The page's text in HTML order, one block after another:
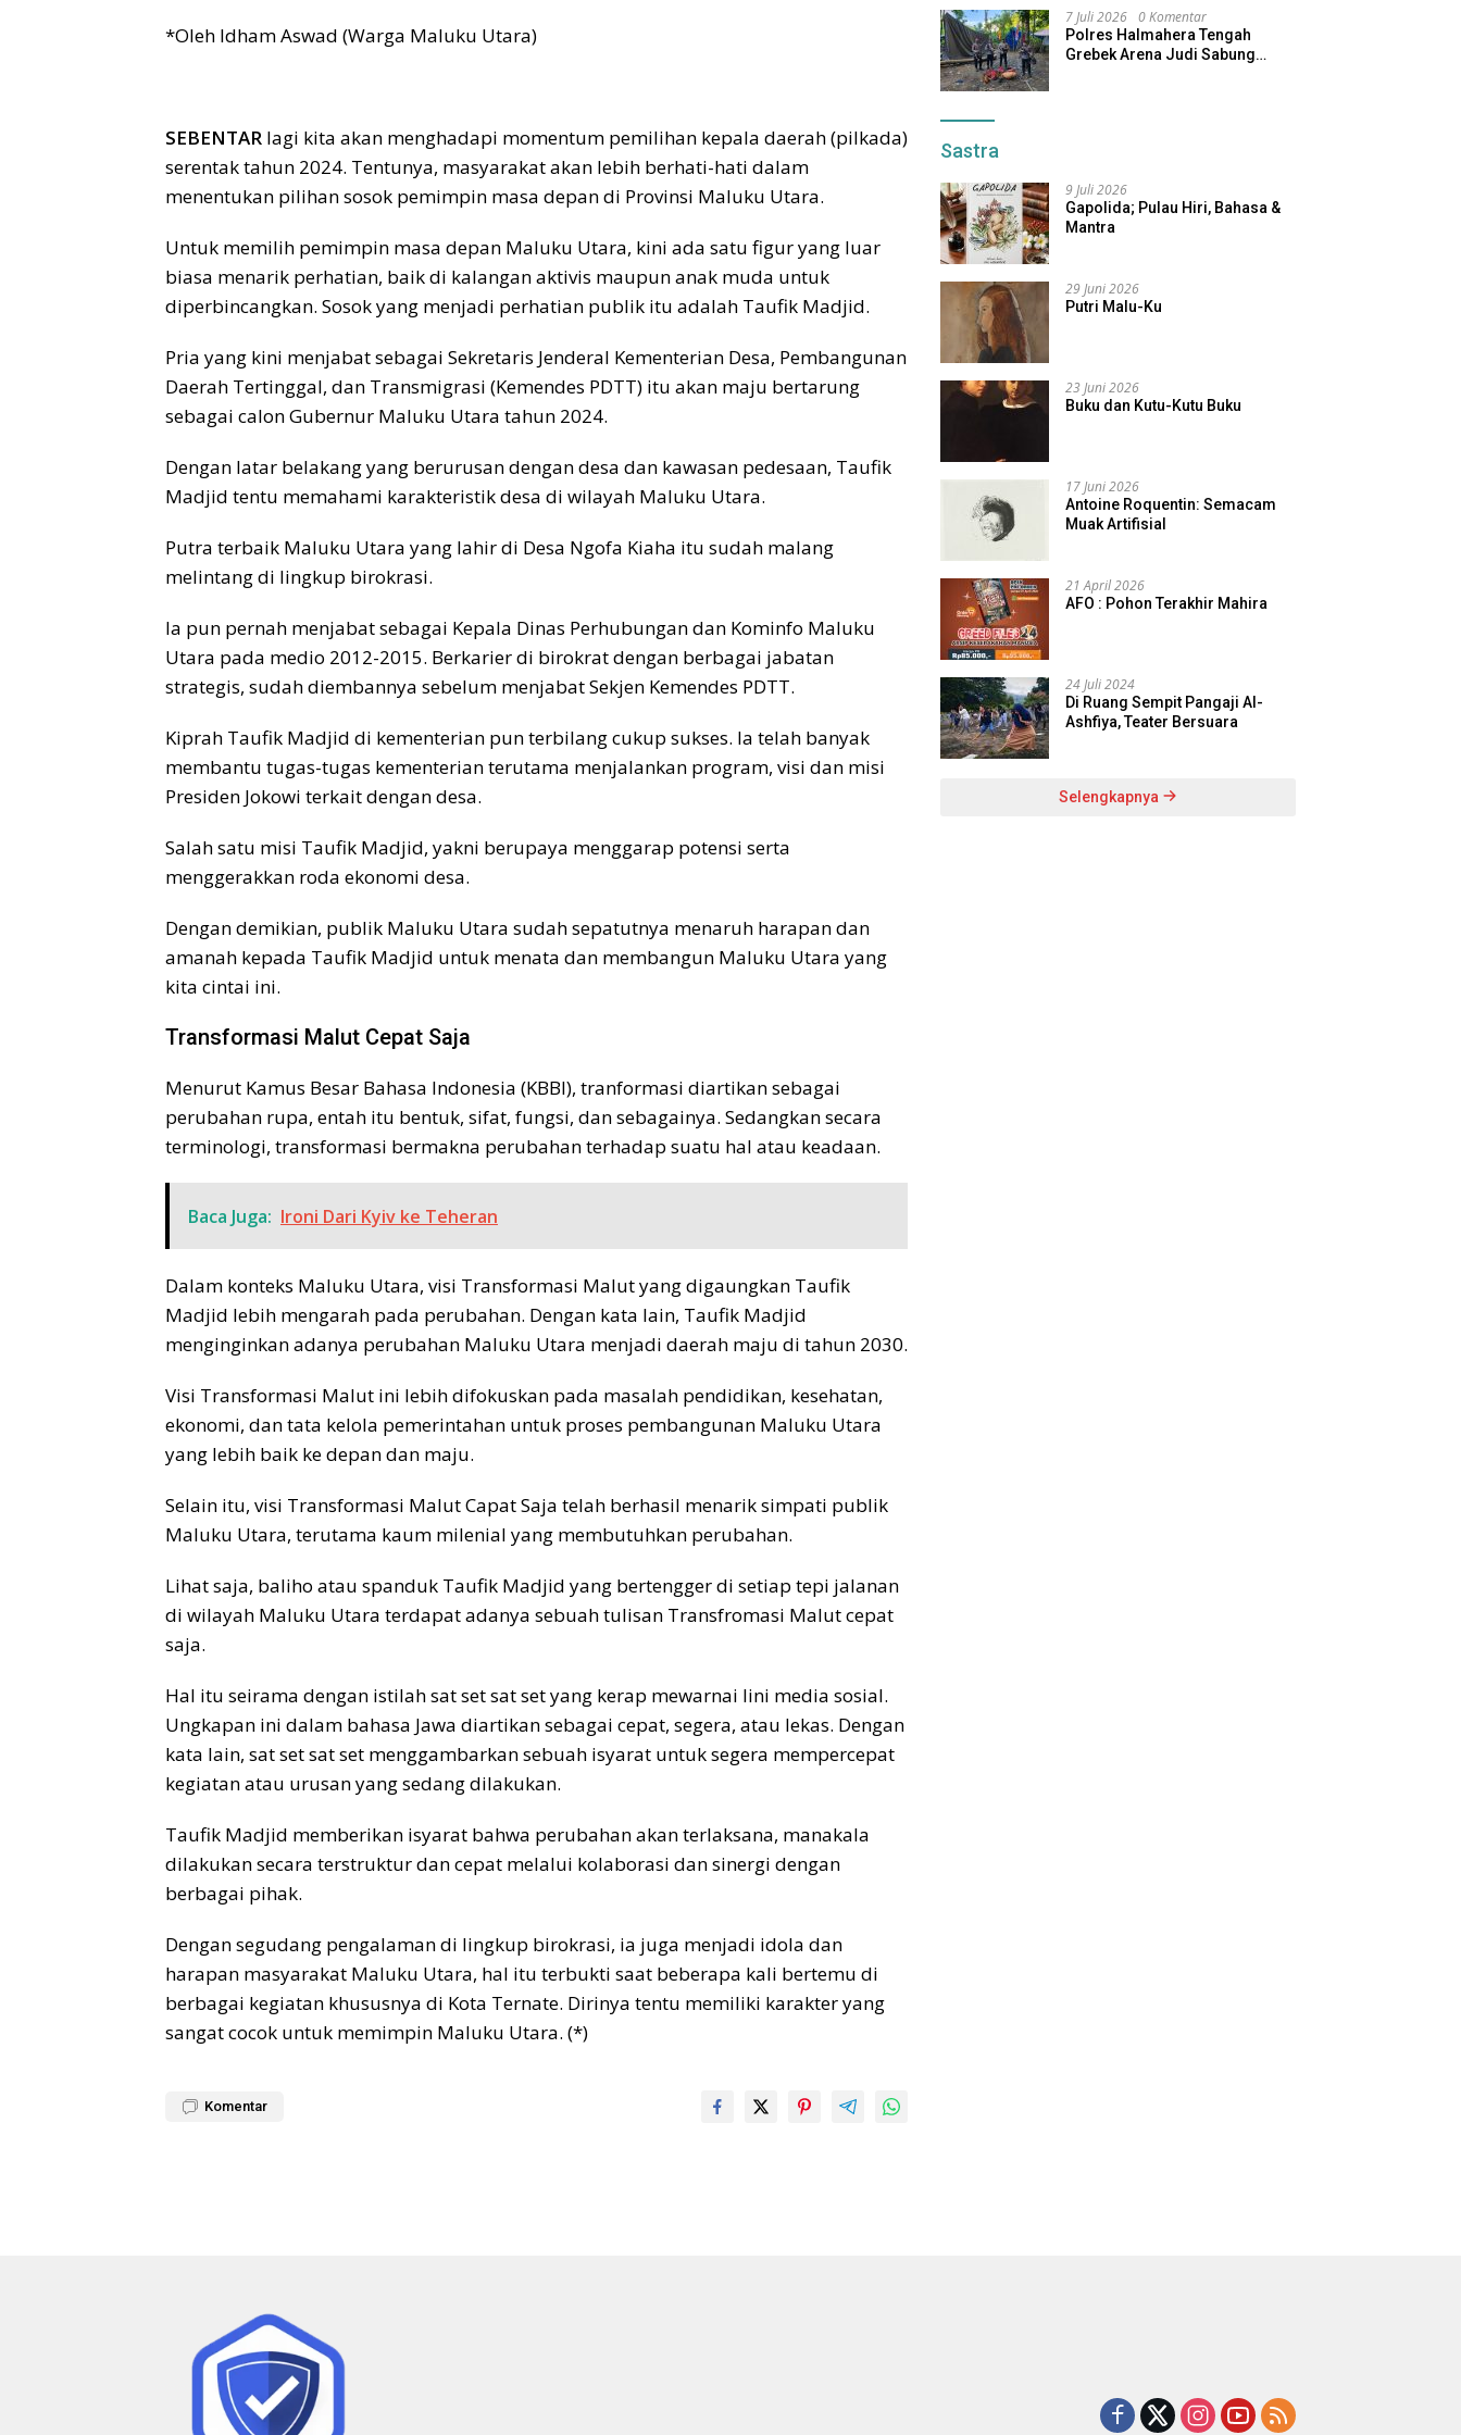
*Oleh Idham Aswad (Warga Maluku Utara)
SEBENTAR lagi kita akan menghadapi momentum pemilihan kepala daerah (pilkada)
serentak tahun 2024. Tentunya, masyarakat akan lebih berhati-hati dalam
menentukan pilihan sosok pemimpin masa depan di Provinsi Maluku Utara.
Untuk memilih pemimpin masa depan Maluku Utara, kini ada satu figur yang luar
biasa menarik perhatian, baik di kalangan aktivis maupun anak muda untuk
diperbincangkan. Sosok yang menjadi perhatian publik itu adalah Taufik Madjid.
Pria yang kini menjabat sebagai Sekretaris Jenderal Kementerian Desa, Pembangunan
Daerah Tertinggal, dan Transmigrasi (Kemendes PDTT) itu akan maju bertarung
sebagai calon Gubernur Maluku Utara tahun 2024.
Dengan latar belakang yang berurusan dengan desa dan kawasan pedesaan, Taufik
Madjid tentu memahami karakteristik desa di wilayah Maluku Utara.
Putra terbaik Maluku Utara yang lahir di Desa Ngofa Kiaha itu sudah malang
melintang di lingkup birokrasi.
Ia pun pernah menjabat sebagai Kepala Dinas Perhubungan dan Kominfo Maluku
Utara pada medio 2012-2015. Berkarier di birokrat dengan berbagai jabatan
strategis, sudah diembannya sebelum menjabat Sekjen Kemendes PDTT.
Kiprah Taufik Madjid di kementerian pun terbilang cukup sukses. Ia telah banyak
membantu tugas-tugas kementerian terutama menjalankan program, visi dan misi
Presiden Jokowi terkait dengan desa.
Salah satu misi Taufik Madjid, yakni berupaya menggarap potensi serta
menggerakkan roda ekonomi desa.
Dengan demikian, publik Maluku Utara sudah sepatutnya menaruh harapan dan
amanah kepada Taufik Madjid untuk menata dan membangun Maluku Utara yang
kita cintai ini.
Transformasi Malut Cepat Saja
Menurut Kamus Besar Bahasa Indonesia (KBBI), tranformasi diartikan sebagai
perubahan rupa, entah itu bentuk, sifat, fungsi, dan sebagainya. Sedangkan secara
terminologi, transformasi bermakna perubahan terhadap suatu hal atau keadaan.
Baca Juga: Ironi Dari Kyiv ke Teheran
Dalam konteks Maluku Utara, visi Transformasi Malut yang digaungkan Taufik
Madjid lebih mengarah pada perubahan. Dengan kata lain, Taufik Madjid
menginginkan adanya perubahan Maluku Utara menjadi daerah maju di tahun 2030.
Visi Transformasi Malut ini lebih difokuskan pada masalah pendidikan, kesehatan,
ekonomi, dan tata kelola pemerintahan untuk proses pembangunan Maluku Utara
yang lebih baik ke depan dan maju.
Selain itu, visi Transformasi Malut Capat Saja telah berhasil menarik simpati publik
Maluku Utara, terutama kaum milenial yang membutuhkan perubahan.
Lihat saja, baliho atau spanduk Taufik Madjid yang bertengger di setiap tepi jalanan
di wilayah Maluku Utara terdapat adanya sebuah tulisan Transfromasi Malut cepat
saja.
Hal itu seirama dengan istilah sat set sat set yang kerap mewarnai lini media sosial.
Ungkapan ini dalam bahasa Jawa diartikan sebagai cepat, segera, atau lekas. Dengan
kata lain, sat set sat set menggambarkan sebuah isyarat untuk segera mempercepat
kegiatan atau urusan yang sedang dilakukan.
Taufik Madjid memberikan isyarat bahwa perubahan akan terlaksana, manakala
dilakukan secara terstruktur dan cepat melalui kolaborasi dan sinergi dengan
berbagai pihak.
Dengan segudang pengalaman di lingkup birokrasi, ia juga menjadi idola dan
harapan masyarakat Maluku Utara, hal itu terbukti saat beberapa kali bertemu di
berbagai kegiatan khususnya di Kota Ternate. Dirinya tentu memiliki karakter yang
sangat cocok untuk memimpin Maluku Utara. (*)
Komentar
7 Juli 2026 0 Komentar
Polres Halmahera Tengah
Grebek Arena Judi Sabung
Sastra
9 Juli 2026
Gapolida; Pulau Hiri, Bahasa &
Mantra
29 Juni 2026
Putri Malu-Ku
23 Juni 2026
Buku dan Kutu-Kutu Buku
17 Juni 2026
Antoine Roquentin: Semacam
Muak Artifisial
21 April 2026
AFO : Pohon Terakhir Mahira
24 Juli 2024
Di Ruang Sempit Pangaji Al-
Ashfiya, Teater Bersuara
Selengkapnya